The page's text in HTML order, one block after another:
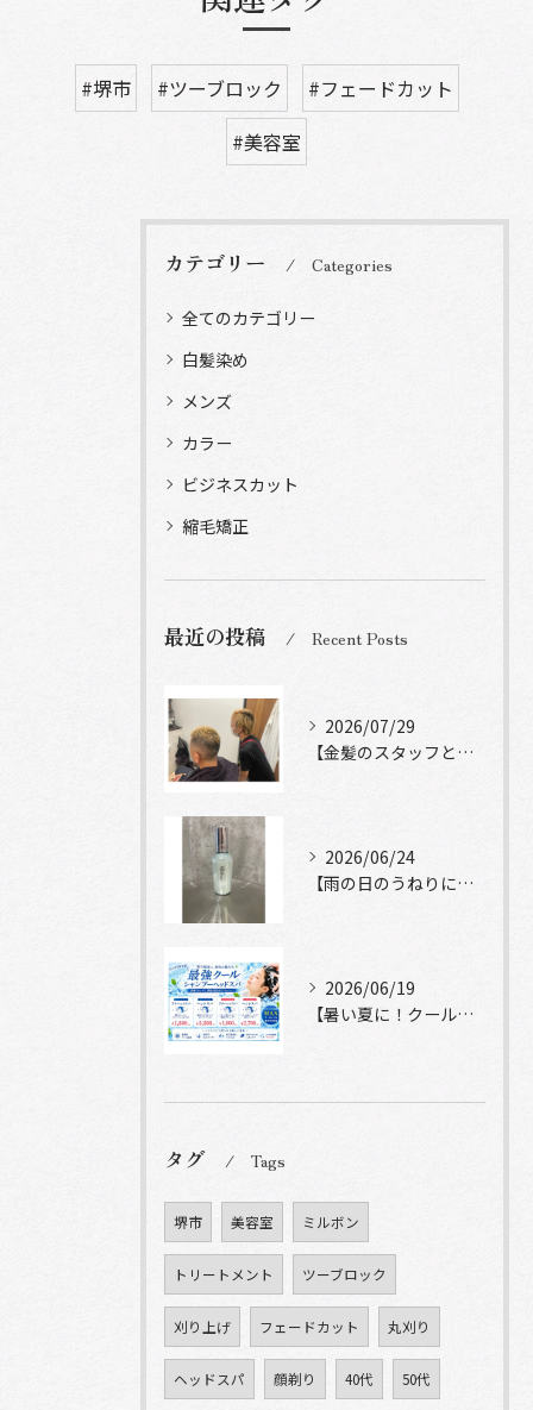
#堺市 #ツーブロック
#フェードカット
#美容室
カテゴリー Categories
全てのカテゴリー
白髪染め
メンズ
カラー
ビジネスカット
縮毛矯正
最近の投稿 Recent Posts
2026/07/29
【金髪のスタッフと常連様ショット】
2026/06/24
【雨の日のうねりにストレートロック】
2026/06/19
【暑い夏に！クールシャンプーヘッドスパ】
タグ Tags
堺市 美容室 ミルボン
トリートメント ツーブロック
刈り上げ フェードカット 丸刈り
ヘッドスパ 顔剃り 40代 50代